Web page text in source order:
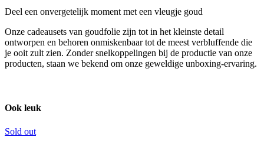
Deel een onvergetelijk moment met een vleugje goud
Onze cadeausets van goudfolie zijn tot in het kleinste detail
ontworpen en behoren onmiskenbaar tot de meest verbluffende die
je ooit zult zien. Zonder snelkoppelingen bij de productie van onze
producten, staan we bekend om onze geweldige unboxing-ervaring.
Ook leuk
Sold out